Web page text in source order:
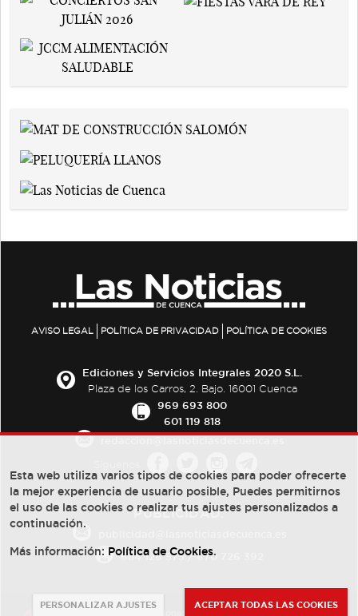
AVISO LEGAL POLÍTICA DE PRIVACIDAD POLÍTICA DE COOKIES
Ediciones y Servicios Integrales 2020 S.L.
Plaza de los Carros, 2. Bajo. 16001 Cuenca
969 693 800
601 119 818
PUBLICIDAD:
684 126 573/670 726 392
Esta web utiliza varios tipos de cookies para poder ofrecerte
la mejor experiencia de usuario posible, Puedes permitirnos
el uso de las cookies o realizar tus ajustes personalizados a
continuación.
Más información: Política de Cookies.
PERSONALIZAR AJUSTES ACEPTAR TODAS LAS COOKIES